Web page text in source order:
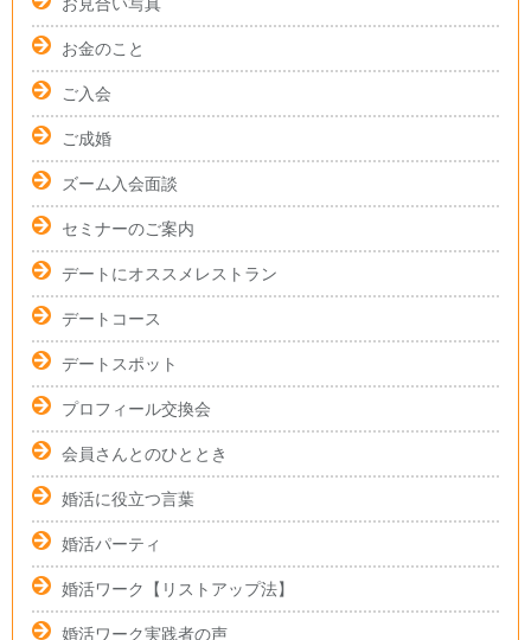
お金のこと
ご入会
ご成婚
ズーム入会面談
セミナーのご案内
デートにオススメレストラン
デートコース
デートスポット
プロフィール交換会
会員さんとのひととき
婚活に役立つ言葉
婚活パーティ
婚活ワーク【リストアップ法】
婚活ワーク実践者の声